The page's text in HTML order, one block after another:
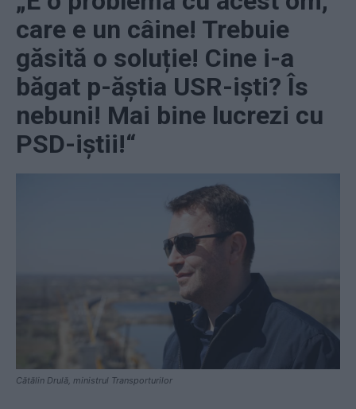
care e un câine! Trebuie
găsită o soluție! Cine i-a
băgat p-ăștia USR-iști? Îs
nebuni! Mai bine lucrezi cu
PSD-iștii!“
Cătălin Drulă, ministrul Transporturilor